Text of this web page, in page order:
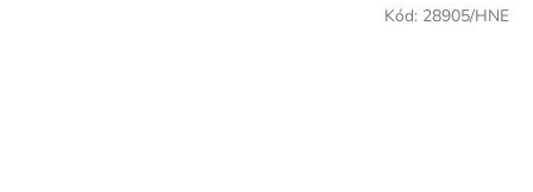
Kód: 28905/HNE